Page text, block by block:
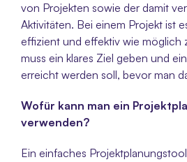
von Projekten sowie der damit
Aktivitäten. Bei einem Projekt ist
effizient und effektiv wie möglich
muss ein klares Ziel geben und
erreicht werden soll, bevor man
Wofür kann man ein
verwenden?
Ein einfaches